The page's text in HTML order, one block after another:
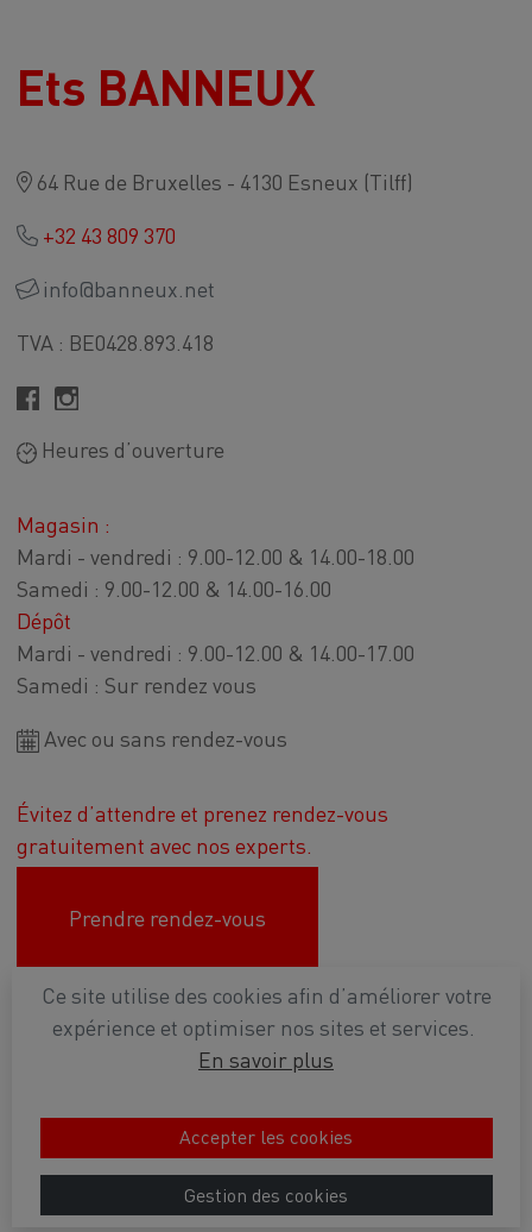
Ets BANNEUX
64 Rue de Bruxelles - 4130 Esneux (Tilff)
+32 43 809 370
info@banneux.net
TVA : BE0428.893.418
Heures d’ouverture
Magasin :
Mardi - vendredi : 9.00-12.00 & 14.00-18.00
Samedi : 9.00-12.00 & 14.00-16.00
Dépôt
Mardi - vendredi : 9.00-12.00 & 14.00-17.00
Samedi : Sur rendez vous
Avec ou sans rendez-vous
Évitez d’attendre et prenez rendez-vous
gratuitement avec nos experts.
Prendre rendez-vous
Plan d'accès
Conditions générales de vente
Mentions légales
Politique de confidentialité
2022Ets BANNEUX- Tous droits réservés - Réalisé par -Webadev
Ce site utilise des cookies afin d’améliorer votre
expérience et optimiser nos sites et services.
En savoir plus
Accepter les cookies
Gestion des cookies